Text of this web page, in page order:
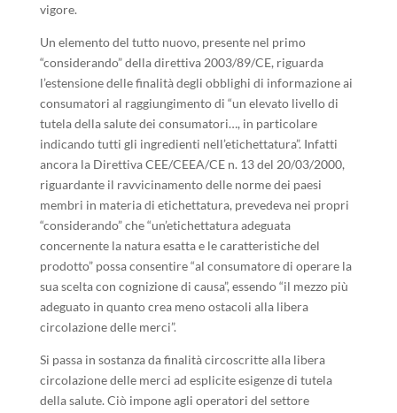
vigore.
Un elemento del tutto nuovo, presente nel primo
“considerando” della direttiva 2003/89/CE, riguarda
l’estensione delle finalità degli obblighi di informazione ai
consumatori al raggiungimento di “un elevato livello di
tutela della salute dei consumatori…, in particolare
indicando tutti gli ingredienti nell’etichettatura”. Infatti
ancora la Direttiva CEE/CEEA/CE n. 13 del 20/03/2000,
riguardante il ravvicinamento delle norme dei paesi
membri in materia di etichettatura, prevedeva nei propri
“considerando” che “un’etichettatura adeguata
concernente la natura esatta e le caratteristiche del
prodotto” possa consentire “al consumatore di operare la
sua scelta con cognizione di causa”, essendo “il mezzo più
adeguato in quanto crea meno ostacoli alla libera
circolazione delle merci”.
Si passa in sostanza da finalità circoscritte alla libera
circolazione delle merci ad esplicite esigenze di tutela
della salute. Ciò impone agli operatori del settore